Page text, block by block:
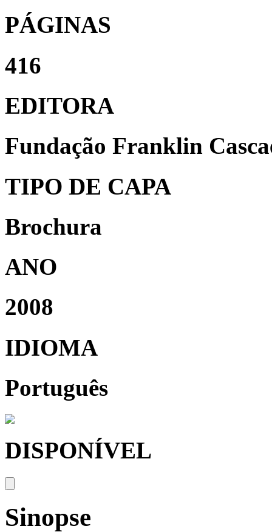
PÁGINAS
416
EDITORA
Fundação Franklin
TIPO DE CAPA
Brochura
ANO
2008
IDIOMA
Português
DISPONÍVEL
Sinopse